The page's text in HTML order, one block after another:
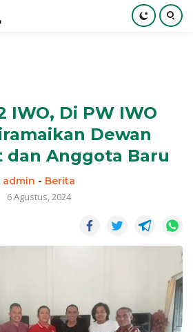
IWO, Di PW IWO
Dewan
dan Anggota Baru
admin - Berita
6 Agustus, 2024